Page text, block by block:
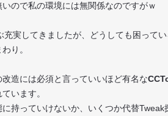
ので私の環境には無関係なのですがｗ
実してきましたが、どうしても困ってい
わり。
造には必須と言っていいほど有名な
います。
持っていけないか、いくつか代替Tweak